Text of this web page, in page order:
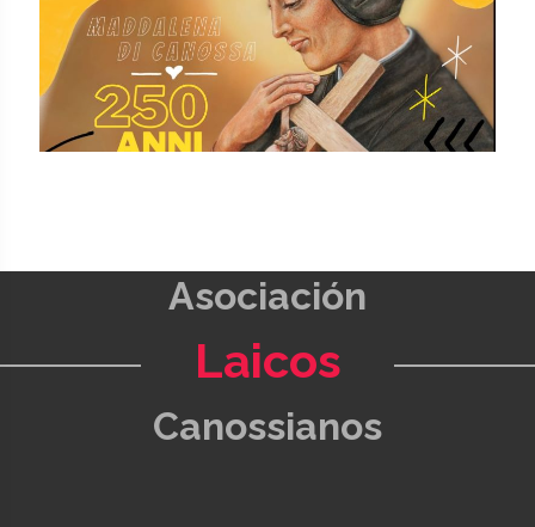
Asociación
Laicos
Canossianos